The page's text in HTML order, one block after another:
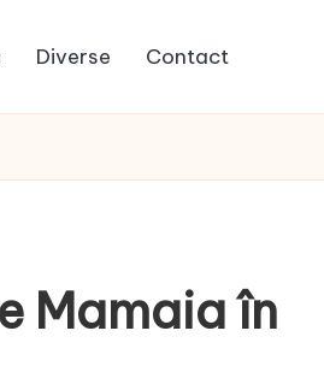
Diverse Contact
Mamaia în